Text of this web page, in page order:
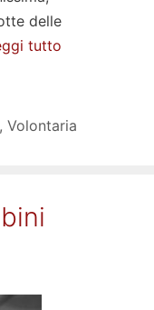
delle
tutto
, Volontaria